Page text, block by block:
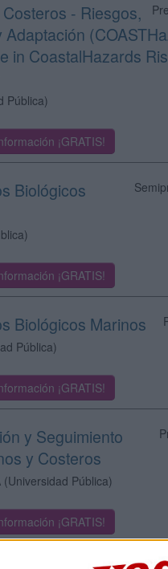
- Riesgos,
in CoastalHazards
Pública)
¡GRATIS!
Biológicos
¡GRATIS!
Biológicos Marinos
Pública)
¡GRATIS!
y Seguimiento
y Costeros
(Universidad Pública)
¡GRATIS!